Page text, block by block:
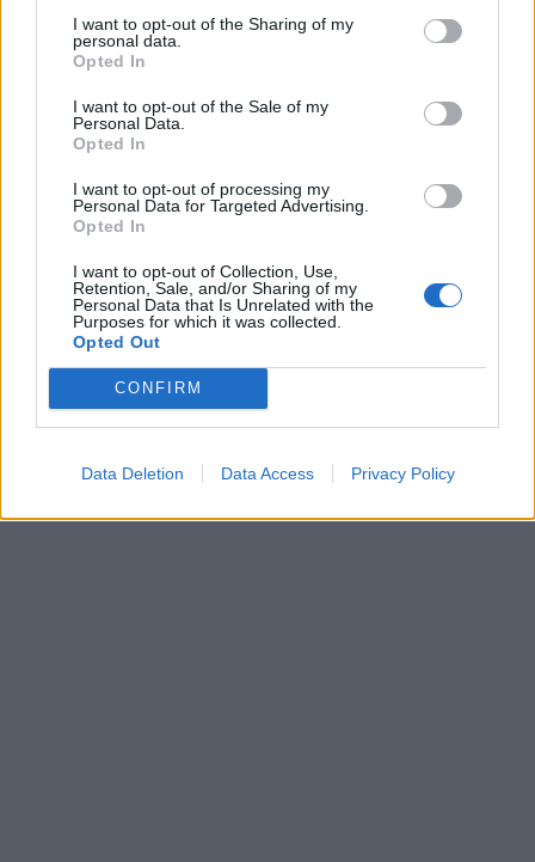
I want to opt-out of the Sharing of my
personal data.
Opted In
I want to opt-out of the Sale of my
Personal Data.
Opted In
I want to opt-out of processing my
Personal Data for Targeted Advertising.
Opted In
I want to opt-out of Collection, Use,
Retention, Sale, and/or Sharing of my
Personal Data that Is Unrelated with the
Purposes for which it was collected.
Opted Out
CONFIRM
Data Deletion Data Access Privacy Policy
СУДСКАТА МАФИЈА РАБОТИ
откако му го врати пасошот
на бизнисменот Марковски
СКОКНА МИНИМАЛНИОТ
годинава
ПРЕДУПРЕДЕНИ СЕ: „Бугарија
МАКЕДОНИЈА ИМА СВЕТСКА
ПИСТА: Огромниот Боинг 777
на Меѓународниот Аеродром
Скопје
Руи Коста е заглавен во
кредити, Централната банка
го стави на „црна листа“